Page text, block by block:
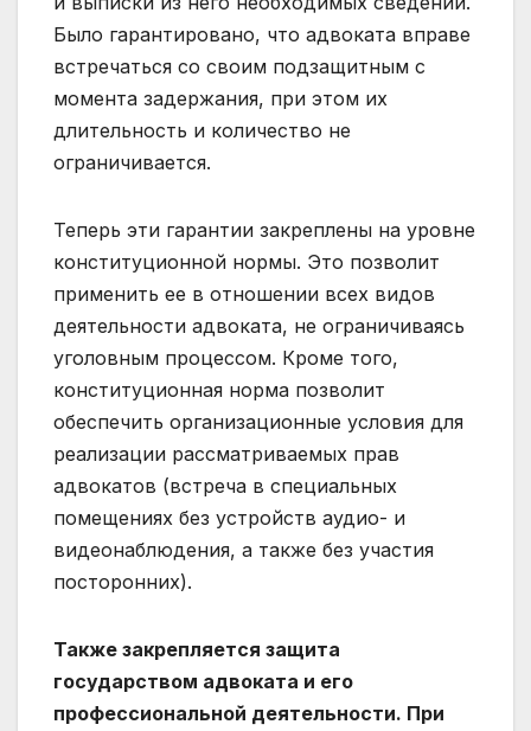
Было гарантировано, что адвоката вправе
встречаться со своим подзащитным с
момента задержания, при этом их
длительность и количество не
ограничивается.
Теперь эти гарантии закреплены на уровне
конституционной нормы. Это позволит
применить ее в отношении всех видов
деятельности адвоката, не ограничиваясь
уголовным процессом. Кроме того,
конституционная норма позволит
обеспечить организационные условия для
реализации рассматриваемых прав
адвокатов (встреча в специальных
помещениях без устройств аудио- и
видеонаблюдения, а также без участия
посторонних).
Также закрепляется защита
государством адвоката и его
профессиональной деятельности. При